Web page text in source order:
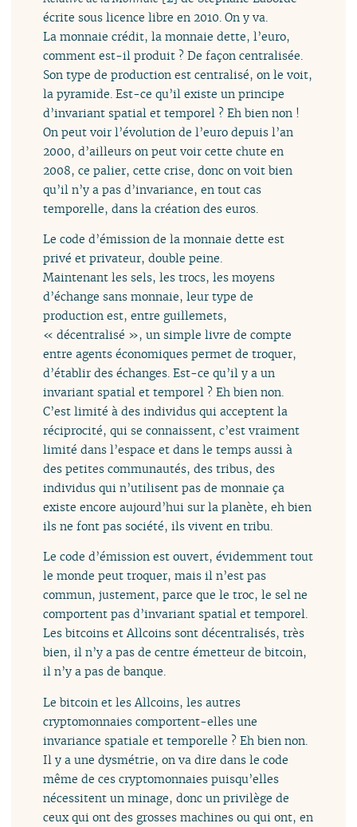
écrite sous licence libre en 2010. On y va.
La monnaie crédit, la monnaie dette, l’euro,
comment est-il produit ? De façon centralisée.
Son type de production est centralisé, on le voit,
la pyramide. Est-ce qu’il existe un principe
d’invariant spatial et temporel ? Eh bien non !
On peut voir l’évolution de l’euro depuis l’an
2000, d’ailleurs on peut voir cette chute en
2008, ce palier, cette crise, donc on voit bien
qu’il n’y a pas d’invariance, en tout cas
temporelle, dans la création des euros.
Le code d’émission de la monnaie dette est
privé et privateur, double peine.
Maintenant les sels, les trocs, les moyens
d’échange sans monnaie, leur type de
production est, entre guillemets,
« décentralisé », un simple livre de compte
entre agents économiques permet de troquer,
d’établir des échanges. Est-ce qu’il y a un
invariant spatial et temporel ? Eh bien non.
C’est limité à des individus qui acceptent la
réciprocité, qui se connaissent, c’est vraiment
limité dans l’espace et dans le temps aussi à
des petites communautés, des tribus, des
individus qui n’utilisent pas de monnaie ça
existe encore aujourd’hui sur la planète, eh bien
ils ne font pas société, ils vivent en tribu.
Le code d’émission est ouvert, évidemment tout
le monde peut troquer, mais il n’est pas
commun, justement, parce que le troc, le sel ne
comportent pas d’invariant spatial et temporel.
Les bitcoins et Allcoins sont décentralisés, très
bien, il n’y a pas de centre émetteur de bitcoin,
il n’y a pas de banque.
Le bitcoin et les Allcoins, les autres
cryptomonnaies comportent-elles une
invariance spatiale et temporelle ? Eh bien non.
Il y a une dysmétrie, on va dire dans le code
même de ces cryptomonnaies puisqu’elles
nécessitent un minage, donc un privilège de
ceux qui ont des grosses machines ou qui ont, en